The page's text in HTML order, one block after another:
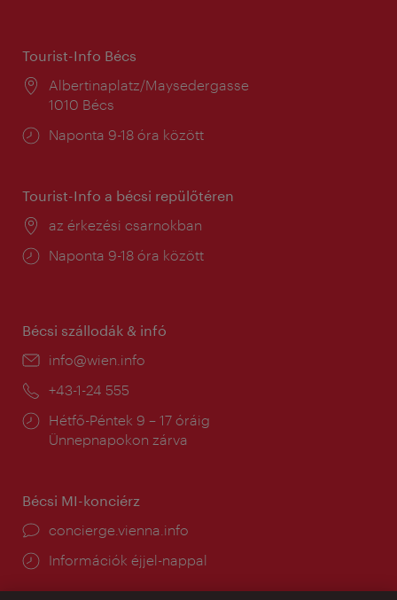
Tourist-Info Bécs
Helyszín:
Albertinaplatz/Maysedergasse
1010 Bécs
Nyitva
Naponta 9-18 óra között
Tourist-Info a bécsi repülőtéren
Helyszín:
az érkezési csarnokban
Nyitva
Naponta 9-18 óra között
Bécsi szállodák & infó
E-
info@wien.info
Telefon:
+43-1-24 555
Nyitva
tartás:
Hétfő-Péntek 9 – 17 óráig
Ünnepnapokon zárva
Bécsi MI-konciérz
concierge.vienna.info
Információk éjjel-nappal